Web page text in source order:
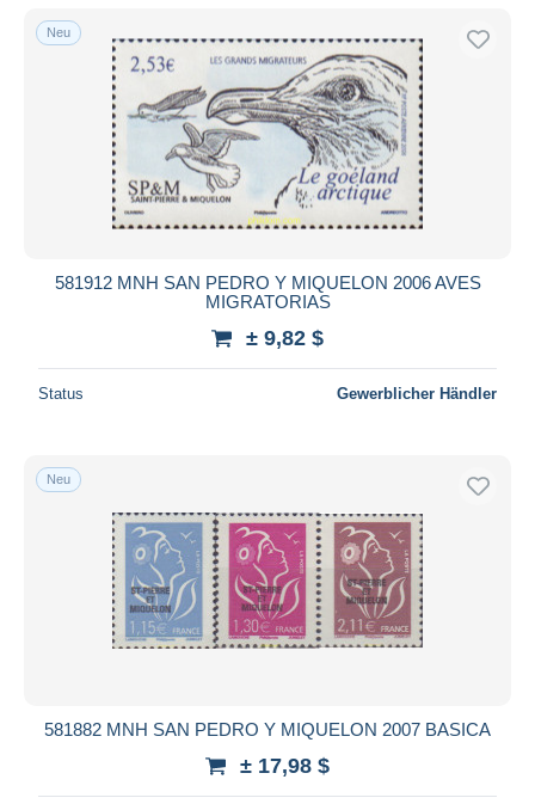
Neu
581912 MNH SAN PEDRO Y MIQUELON 2006 AVES
MIGRATORIAS
± 9,82 $
Status Gewerblicher Händler
Neu
581882 MNH SAN PEDRO Y MIQUELON 2007 BASICA
± 17,98 $